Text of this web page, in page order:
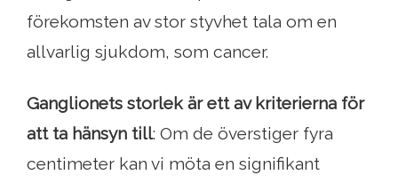
förekomsten av stor styvhet tala om en
allvarlig sjukdom, som cancer.
Ganglionets storlek är ett av kriterierna för
att ta hänsyn till: Om de överstiger fyra
centimeter kan vi möta en signifikant